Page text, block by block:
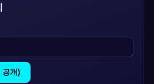
공개)